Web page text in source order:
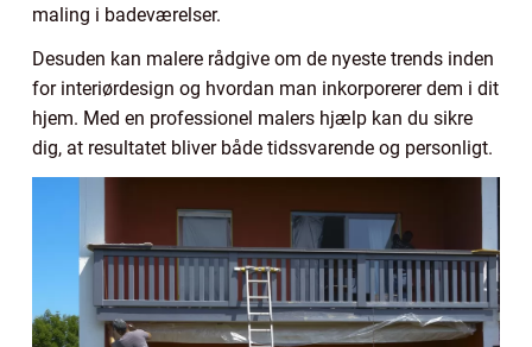
maling i badeværelser.
Desuden kan malere rådgive om de nyeste trends inden
for interiørdesign og hvordan man inkorporerer dem i dit
hjem. Med en professionel malers hjælp kan du sikre
dig, at resultatet bliver både tidssvarende og personligt.